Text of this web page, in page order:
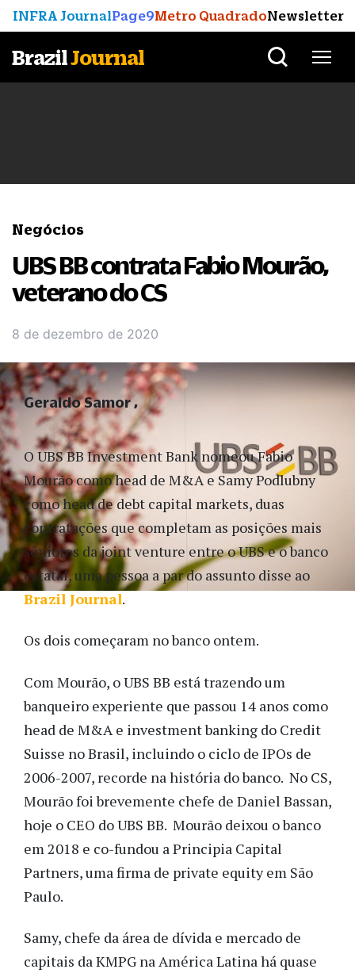
INFRA JournalPage9Metro QuadradoNewsletter
BrazilJournal
Negócios
UBS BB contrata Fabio Mourão,
veterano do CS
8 de dezembro de 2020
O UBS BB Investment Bank nomeou Fabio
Mourão como head de M&A e Samy Podlubny
como head de debt capital markets, duas
contratações que completam as posições mais
sêniores da joint venture entre o UBS e o banco
estatal, uma pessoa a par do assunto disse ao
Brazil Journal.
Os dois começaram no banco ontem.
Com Mourão, o UBS BB está trazendo um
banqueiro experiente que passou 14 anos como
head de M&A e investment banking do Credit
Suisse no Brasil, incluindo o ciclo de IPOs de
2006-2007, recorde na história do banco. No CS,
Mourão foi brevemente chefe de Daniel Bassan,
hoje o CEO do UBS BB. Mourão deixou o banco
em 2018 e co-fundou a Principia Capital
Partners, uma firma de private equity em São
Paulo.
Samy, chefe da área de dívida e mercado de
capitais da KMPG na América Latina há quase
Geraldo Samor